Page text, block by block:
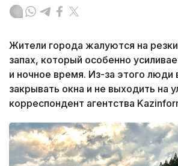
Жители города жалуются на
запах, который особенно
и ночное время. Из-за этого
закрывать окна и не выходить на
корреспондент агентства